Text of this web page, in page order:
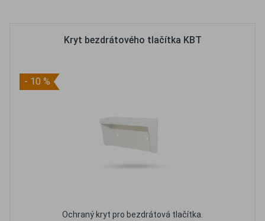
Kryt bezdrátového tlačítka KBT
- 10 %
Ochraný kryt pro bezdrátová tlačítka.